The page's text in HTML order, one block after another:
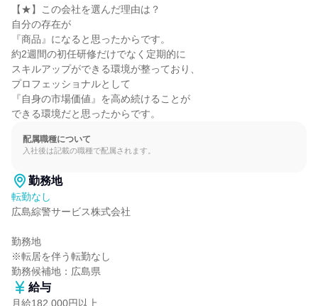
【★】この会社を選んだ理由は？
自分の存在が
『商品』になると思ったからです。
約2週間の初任研修だけでなく定期的に
スキルアップができる環境が整っており、
プロフェッショナルとして
『自身の市場価値』を高め続けることが
できる環境だと思ったからです。
配属職種について
入社後は記載の職種で配属されます。
勤務地
転勤なし
広島綜警サービス株式会社
勤務地
※転居を伴う転勤なし
勤務候補地：広島県
給与
月給182,000円以上